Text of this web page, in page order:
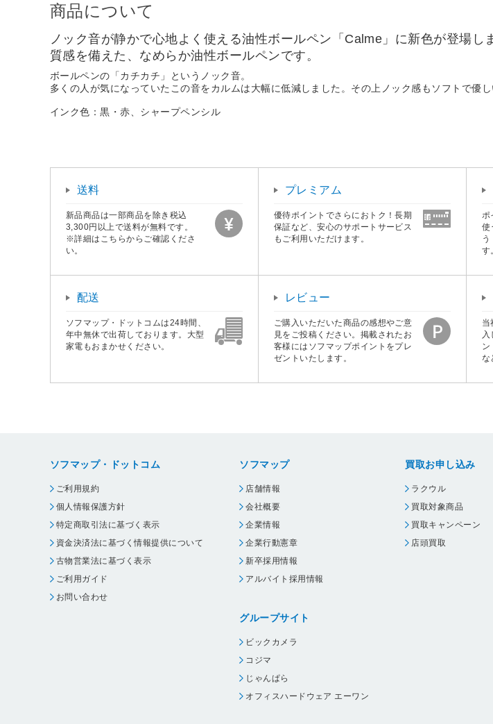
商品について
ノック音が静かで心地よく使える油性ボールペン「Calme」に新色が登場
質感を備えた、なめらか油性ボールペンです。
ボールペンの「カチカチ」というノック音。
多くの人が気になっていたこの音をカルムは大幅に低減しました。その上ノック感もソフトで優
インク色：黒・赤、シャープペンシル
送料
新品商品は一部商品を除き税込
3,300円以上で送料が無料です。
※詳細はこちらからご確認くださ
い。
プレミアム
優待ポイントでさらにおトク！長期
保証など、安心のサポートサービス
もご利用いただけます。
ポ
使
す
配送
ソフマップ・ドットコムは24時間、
年中無休で出荷しております。大型
家電もおまかせください。
レビュー
ご購入いただいた商品の感想やご意
見をご投稿ください。掲載されたお
客様にはソフマップポイントをプレ
ゼントいたします。
当
ン
な
ソフマップ・ドットコム
ご利用規約
個人情報保護方針
特定商取引法に基づく表示
資金決済法に基づく情報提供について
古物営業法に基づく表示
ご利用ガイド
お問い合わせ
ソフマップ
店舗情報
会社概要
企業情報
企業行動憲章
新卒採用情報
アルバイト採用情報
グループサイト
ビックカメラ
コジマ
じゃんぱら
オフィスハードウェア エーワン
買取お申し込み
ラクウル
買取対象商品
買取キャンペーン
店頭買取